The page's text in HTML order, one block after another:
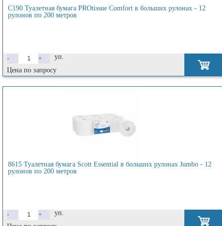
C190 Туалетная бумага PROtissue Comfort в больших рулонах - 12
рулонов по 200 метров
- +
уп.
Цена по запросу
8615 Туалетная бумага Scott Essential в больших рулонах Jumbo - 12
рулонов по 200 метров
- +
уп.